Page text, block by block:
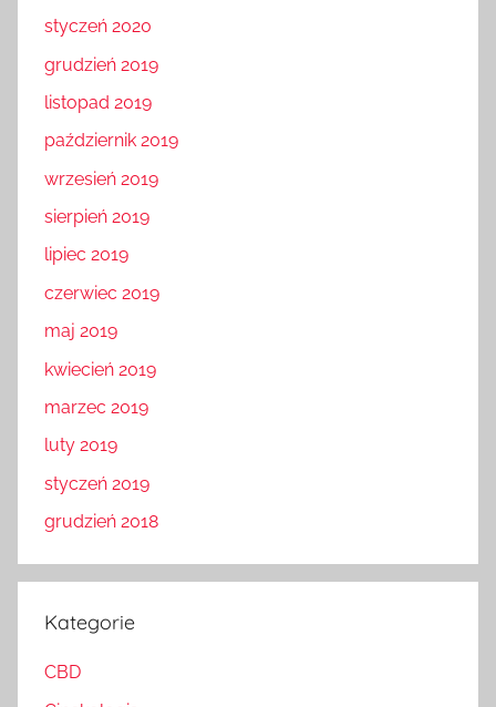
styczeń 2020
grudzień 2019
listopad 2019
październik 2019
wrzesień 2019
sierpień 2019
lipiec 2019
czerwiec 2019
maj 2019
kwiecień 2019
marzec 2019
luty 2019
styczeń 2019
grudzień 2018
Kategorie
CBD